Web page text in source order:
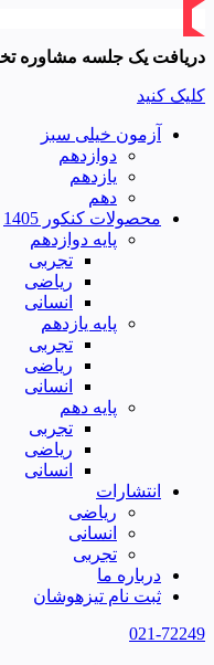
دریافت یک جلسه مشاوره
کلیک کنید
آزمون خیلی سبز
دوازدهم
یازدهم
دهم
محصولات کنکور 1405
پایه دوازدهم
تجربی
ریاضی
انسانی
پایه یازدهم
تجربی
ریاضی
انسانی
پایه دهم
تجربی
ریاضی
انسانی
انتشارات
ریاضی
انسانی
تجربی
درباره ما
ثبت نام تیزهوشان
021-72249